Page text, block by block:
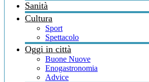
Sanità
Cultura
Sport
Spettacolo
Oggi in città
Buone Nuove
Enogastronomia
Advice